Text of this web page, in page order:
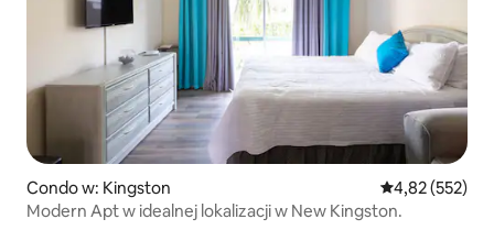
Condo w: Kingston Średnia
4,82 (552)
Modern Apt w idealnej lokalizacji w New Kingston.